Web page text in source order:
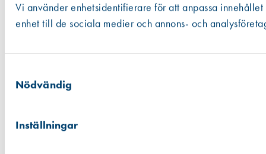
Vi använder enhetsidentifierare för att anpassa
enhet till de sociala medier och annons- och
Nödvändig
Inställningar